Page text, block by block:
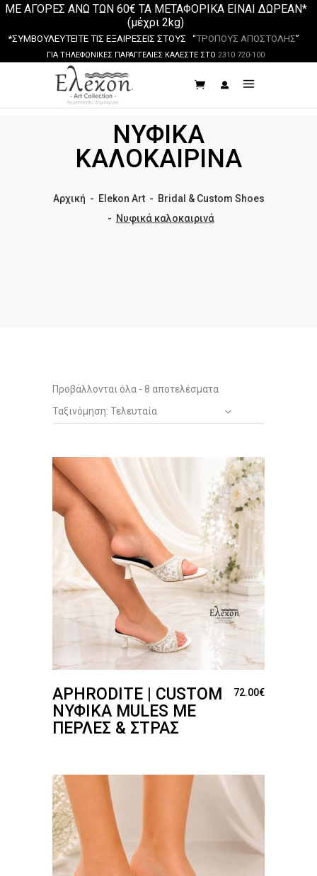
ΜΕ ΑΓΟΡΕΣ ΑΝΩ ΤΩΝ 60€ ΤΑ ΜΕΤΑΦΟΡΙΚΑ ΕΙΝΑΙ ΔΩΡΕΑΝ*
(μέχρι 2kg)
*ΣΥΜΒΟΥΛΕΥΤΕΙΤΕ ΤΙΣ ΕΞΑΙΡΕΣΕΙΣ ΣΤΟΥΣ “ΤΡΟΠΟΥΣ ΑΠΟΣΤΟΛΗΣ”
ΓΙΑ ΤΗΛΕΦΩΝΙΚΕΣ ΠΑΡΑΓΓΕΛΙΕΣ ΚΑΛΕΣΤΕ ΣΤΟ 2310 720-100
ΝΥΦΙΚΆ
ΚΑΛΟΚΑΙΡΙΝΆ
Αρχική - Elekon Art- Bridal & Custom Shoes
- Νυφικά καλοκαιρινά
Προβάλλονται όλα - 8 αποτελέσματα
by
Ταξινόμηση: Τελευταία
APHRODITE | CUSTOM
ΝΥΦΙΚΆ MULES ΜΕ
ΠΈΡΛΕΣ & ΣΤΡΑΣ
72.00€